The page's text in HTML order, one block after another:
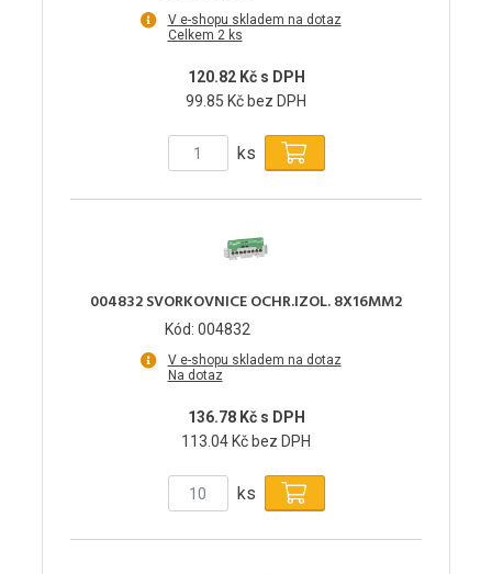
V e-shopu skladem na dotaz
Celkem 2 ks
120.82 Kč s DPH
99.85 Kč bez DPH
ks
004832 SVORKOVNICE OCHR.IZOL. 8X16MM2
Kód: 004832
V e-shopu skladem na dotaz
Na dotaz
136.78 Kč s DPH
113.04 Kč bez DPH
ks